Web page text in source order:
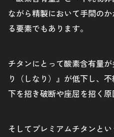
ながら精製において手間の
る要素でもあります。
チタンにとって酸素含有量
り（しなり）』が低下し、
下を招き破断や座屈を招く原
そしてプレミアムチタンと